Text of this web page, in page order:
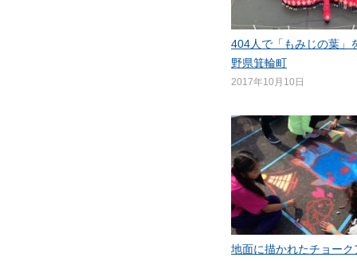
404人で「もみじの葉
野県箕輪町
2017年10月10日
地面に描かれたチョーク